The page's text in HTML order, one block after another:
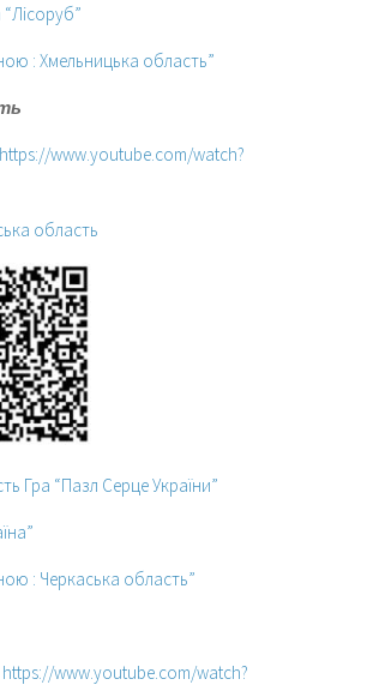
: Хмельницька область”
https://www.youtube.com/watch?
область
Гра “Пазл Серце України”
: Черкаська область”
https://www.youtube.com/watch?